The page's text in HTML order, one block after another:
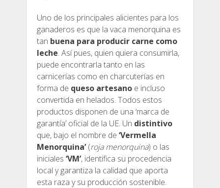
Uno de los principales alicientes para los
ganaderos es que la vaca menorquina es
tan buena para producir carne como
leche. Así pues, quien quiera consumirla,
puede encontrarla tanto en las
carnicerías como en charcuterías en
forma de queso artesano e incluso
convertida en helados. Todos estos
productos disponen de una ‘marca de
garantía’ oficial de la UE. Un distintivo
que, bajo el nombre de ‘Vermella
Menorquina’(roja menorquina) o las
iniciales ‘VM’, identifica su procedencia
local y garantiza la calidad que aporta
esta raza y su producción sostenible.